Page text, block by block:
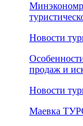
Новости
продаж и
Новости
Маевка